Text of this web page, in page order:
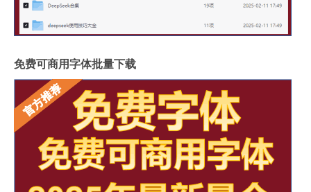
免费可商用字体批量下载